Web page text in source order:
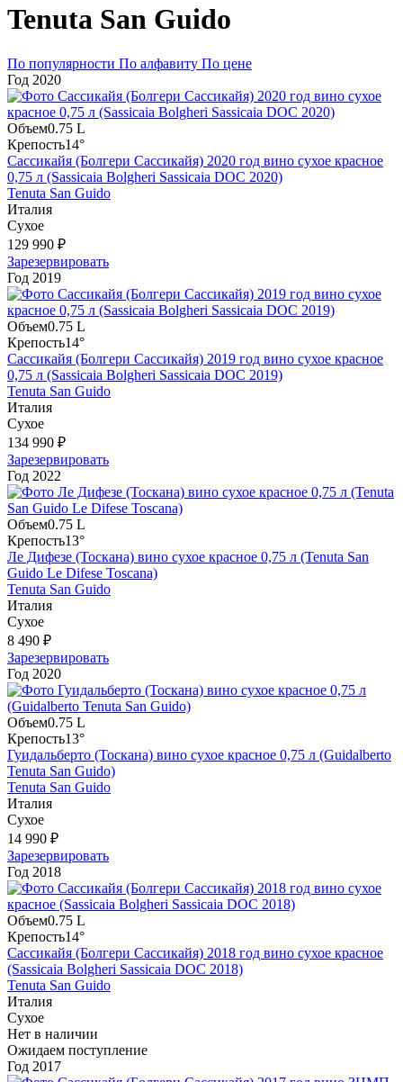
Tenuta San Guido
По популярности По алфавиту По цене
Год 2020
Объем0.75 L
Крепость14°
Сассикайя (Болгери Сассикайя) 2020 год вино сухое красное
0,75 л (Sassicaia Bolgheri Sassicaia DOC 2020)
Tenuta San Guido
Италия
Сухое
129 990 ₽
Зарезервировать
Год 2019
Объем0.75 L
Крепость14°
Сассикайя (Болгери Сассикайя) 2019 год вино сухое красное
0,75 л (Sassicaia Bolgheri Sassicaia DOC 2019)
Tenuta San Guido
Италия
Сухое
134 990 ₽
Зарезервировать
Год 2022
Объем0.75 L
Крепость13°
Ле Дифезе (Тоскана) вино сухое красное 0,75 л (Tenuta San
Guido Le Difese Toscana)
Tenuta San Guido
Италия
Сухое
8 490 ₽
Зарезервировать
Год 2020
Объем0.75 L
Крепость13°
Гуидальберто (Тоскана) вино сухое красное 0,75 л (Guidalberto
Tenuta San Guido)
Tenuta San Guido
Италия
Сухое
14 990 ₽
Зарезервировать
Год 2018
Объем0.75 L
Крепость14°
Сассикайя (Болгери Сассикайя) 2018 год вино сухое красное
(Sassicaia Bolgheri Sassicaia DOC 2018)
Tenuta San Guido
Италия
Сухое
Нет в наличии
Ожидаем поступление
Год 2017